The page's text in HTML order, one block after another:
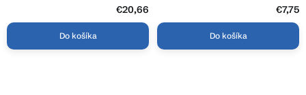
€20,66
Do košíka
€7,75
Do košíka